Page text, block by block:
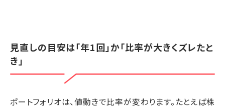
見直しの目安は「年1回」か「比率が大きくズレたと
き」
ポートフォリオは、値動きで比率が変わります。たとえば株